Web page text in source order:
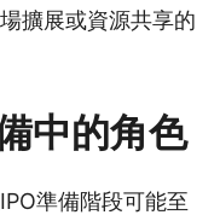
擴展或資源共享的
中的角色
準備階段可能至